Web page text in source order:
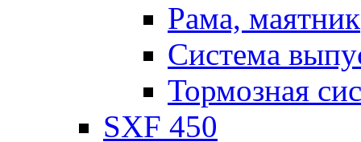
Рама, маятник
Система
Тормозная
SXF 450